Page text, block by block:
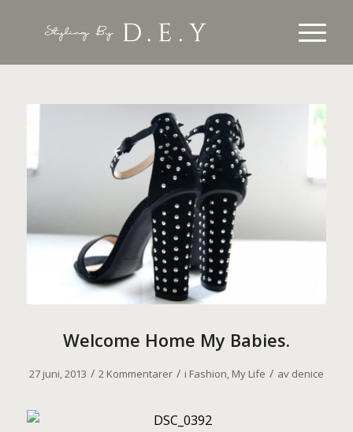
Welcome Home My Babies.
27 juni, 2013 / 2 Kommentarer / i Fashion, My Life / av denice